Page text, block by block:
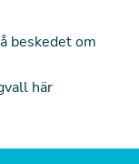
beskedet om
här